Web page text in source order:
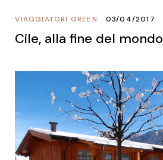
VIAGGIATORI GREEN 03/04/2017
Cile, alla fine del mondo